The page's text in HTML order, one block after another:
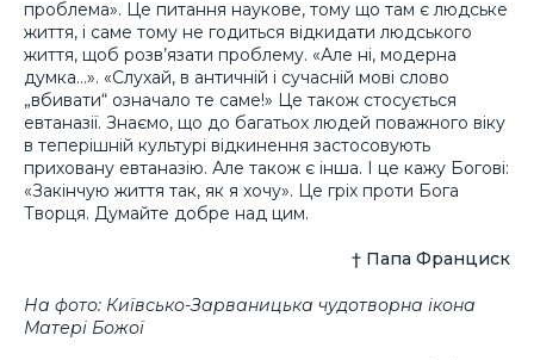
проблема». Це питання наукове, тому що там є людське
життя, і саме тому не годиться відкидати людського
життя, щоб розв’язати проблему. «Але ні, модерна
думка…». «Слухай, в античній і сучасній мові слово
„вбивати“ означало те саме!» Це також стосується
евтаназії. Знаємо, що до багатьох людей поважного віку
в теперішній культурі відкинення застосовують
приховану евтаназію. Але також є інша. І це кажу Богові:
«Закінчую життя так, як я хочу». Це гріх проти Бога
Творця. Думайте добре над цим.
† Папа Франциск
На фото: Київсько-Зарваницька чудотворна ікона
Матері Божої